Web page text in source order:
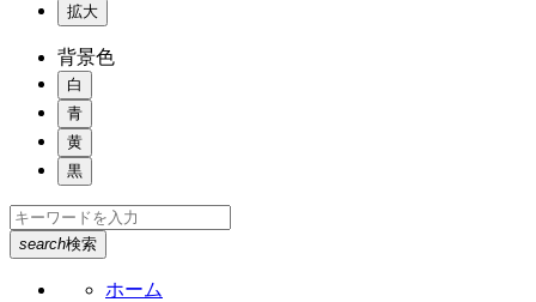
拡大
背景色
白
青
黄
黒
search検索
ホーム